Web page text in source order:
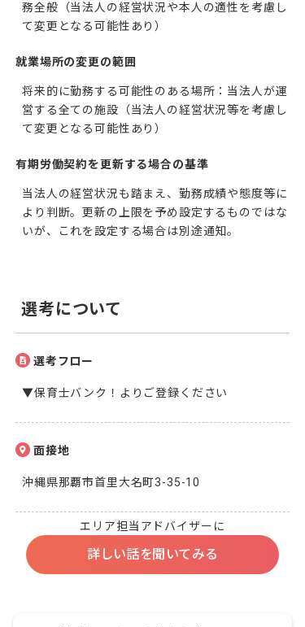
務全般（当法人の経営状況や本人の適性を考慮し
て変更となる可能性あり）
就業場所の変更の範囲
将来的に勤務する可能性のある場所：当法人が運
営する全ての施設（当法人の経営状況等を考慮し
て変更となる可能性あり）
有期労働契約を更新する場合の基準
当法人の経営状況も踏まえ、勤務成績や態度等に
より判断。更新の上限を予め設定するものではな
いが、これを設定する場合は別途通知。
選考について
選考フロー
▼保育士バンク！よりご登録ください
面接地
沖縄県那覇市首里大名町3-35-10
エリア担当アドバイザーに
詳しい話を聞いてみる